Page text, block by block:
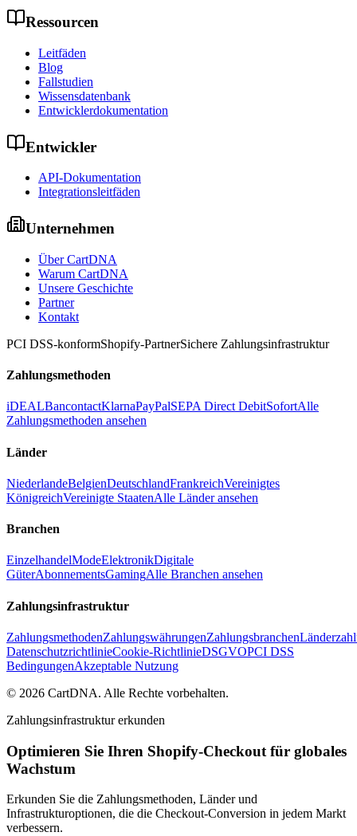
Ressourcen
Leitfäden
Blog
Fallstudien
Wissensdatenbank
Entwicklerdokumentation
Entwickler
API-Dokumentation
Integrationsleitfäden
Unternehmen
Über CartDNA
Warum CartDNA
Unsere Geschichte
Partner
Kontakt
PCI DSS-konformShopify-PartnerSichere Zahlungsinfrastruktur
Zahlungsmethoden
iDEALBancontactKlarnaPayPalSEPA Direct DebitSofortAlle
Zahlungsmethoden ansehen
Länder
NiederlandeBelgienDeutschlandFrankreichVereinigtes
KönigreichVereinigte StaatenAlle Länder ansehen
Branchen
EinzelhandelModeElektronikDigitale
GüterAbonnementsGamingAlle Branchen ansehen
Zahlungsinfrastruktur
ZahlungsmethodenZahlungswährungenZahlungsbranchen
DatenschutzrichtlinieCookie-RichtlinieDSGVOPCI DSS
BedingungenAkzeptable Nutzung
© 2026 CartDNA. Alle Rechte vorbehalten.
Zahlungsinfrastruktur erkunden
Optimieren Sie Ihren Shopify-Checkout für globales
Wachstum
Erkunden Sie die Zahlungsmethoden, Länder und
Infrastrukturoptionen, die die Checkout-Conversion in jedem Markt
verbessern.